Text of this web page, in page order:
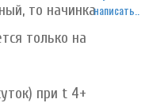
написать..
то начинка
только на
при t 4+